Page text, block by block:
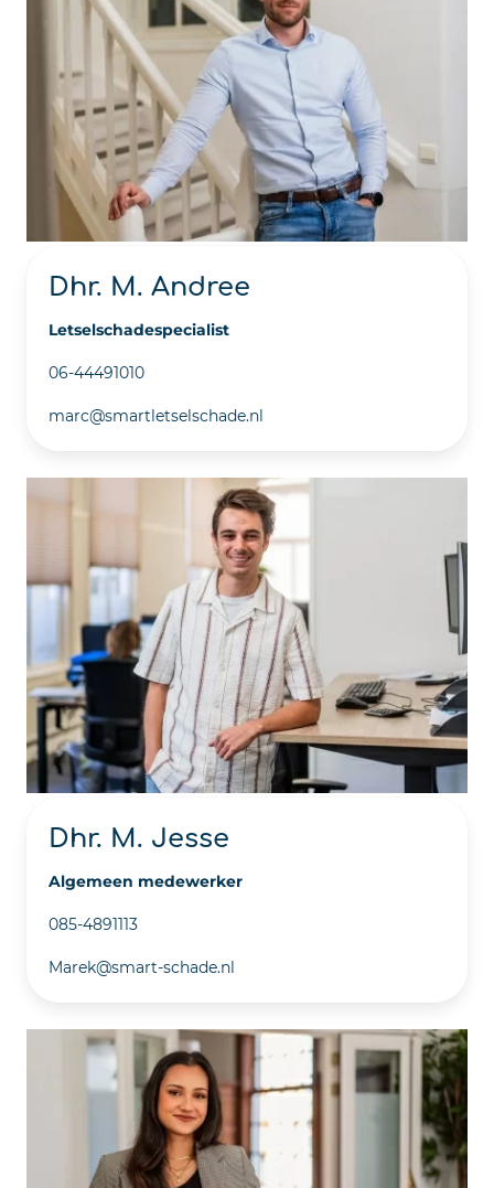
Dhr. M. Andree
Letselschadespecialist
06-44491010
marc@smartletselschade.nl
Dhr. M. Jesse
Algemeen medewerker
085-4891113
Marek@smart-schade.nl